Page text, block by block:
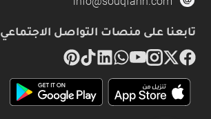
تابعنا على منصات التواصل الاجتماعي